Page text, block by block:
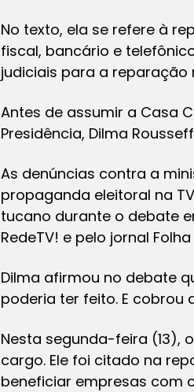
No texto, ela se refere à
fiscal, bancário e
judiciais para a reparação
Antes de assumir a Casa
Presidência, Dilma
As denúncias contra a
propaganda eleitoral na
tucano durante o debate
RedeTV! e pelo jornal Folha
Dilma afirmou no debate
poderia ter feito. E cobrou
Nesta segunda-feira (13),
cargo. Ele foi citado na
beneficiar empresas com